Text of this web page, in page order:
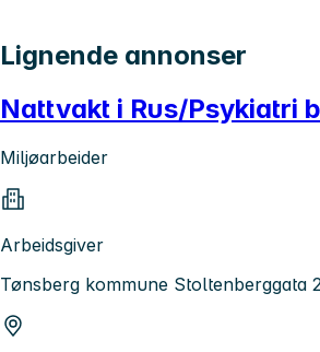
Lignende annonser
Nattvakt i Rus/Psykiatri
Miljøarbeider
Arbeidsgiver
Tønsberg kommune Stoltenberggata